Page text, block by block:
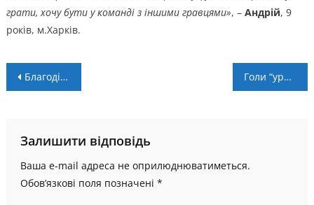
грати, хочу бути у команді з іншими гравцями», – Андрій, 9
років, м.Харків.
Навігація
Благодійний Кубок міського голови: вирішальні матчі пройдуть у Братківцях Голи “ураганівців” допомогли збірній здолати Угорщину
Залишити відповідь
Ваша e-mail адреса не оприлюднюватиметься.
Обов’язкові поля позначені *